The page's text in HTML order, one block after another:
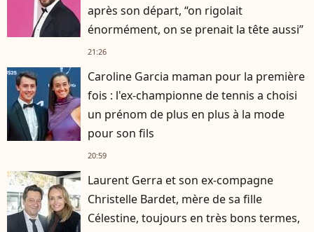
après son départ, “on rigolait
énormément, on se prenait la tête aussi”
21:26
Caroline Garcia maman pour la première
fois : l'ex-championne de tennis a choisi
un prénom de plus en plus à la mode
pour son fils
20:59
Laurent Gerra et son ex-compagne
Christelle Bardet, mère de sa fille
Célestine, toujours en très bons termes,